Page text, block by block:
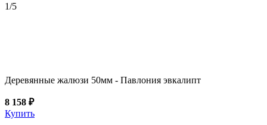
1/5
Деревянные жалюзи 50мм - Павлония эвкалипт
8 158 ₽
Купить